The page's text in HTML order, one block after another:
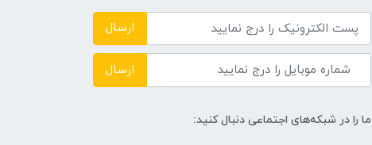
ارسال
ارسال
ما را در شبکه‌های اجتماعی دنبال کنید: